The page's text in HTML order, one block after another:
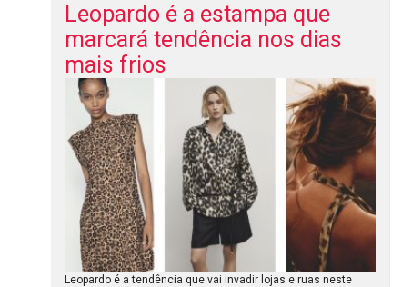
Leopardo é a estampa que
marcará tendência nos dias
mais frios
Leopardo é a tendência que vai invadir lojas e ruas neste